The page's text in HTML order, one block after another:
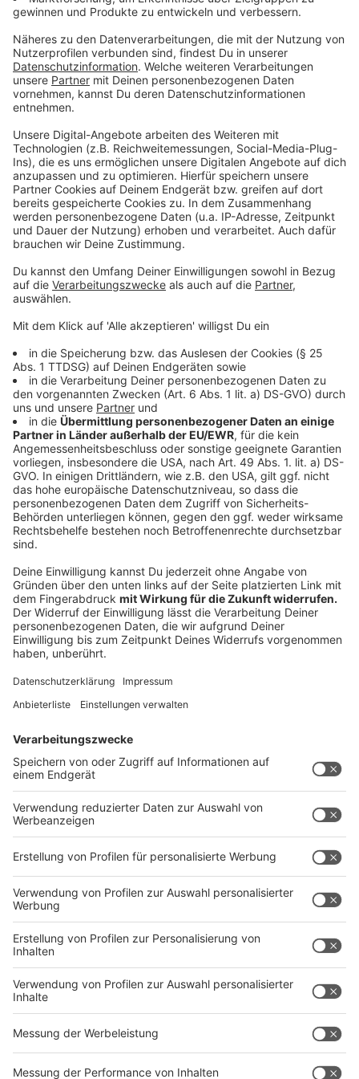
verarbeitet Tony Bauer seine Krankheitsgeschichte.
Der Titel bezieht sich auf eine Beschreibung seines
Arztes, der ihm als Kind sagte, er sei wie ein
Fallschirmspringer - in dem Sinne, dass er lebenslang
bei sich tragen müsse. Dieser Rucksack ist ein
ständiger Begleiter, über ihn wird er künstlich ernährt.
Die Programmtitel-Hommage ist dabei eine Referenz
an jenen Arzt, dem er sein Leben verdankt.
Anzeige
Die Krankheit Kurzdarmsyndrom
Tony Bauer leidet an einem Kurzdarmsyndrom: Seit
einem schweren chirurgischen Eingriff in seiner
Kindheit - bei dem ein Großteil des Dünndarms
entfernt wurde - ist er dauerhaft auf parenterale
Ernährung angewiesen. Dafür trägt er einen Rucksack
mit einem Infusionsbeutel, verbunden über einen
Schlauch. In der Vergangenheit war er mehrere Male
im Koma, er litt unter Erblindung und weiteren
gesundheitlichen Komplikationen. Trotz dieser
Erkrankung tritt er offen damit auf und
Dance" auch bewusst mit entblößtem Hautteil, um
seine Krankheit nicht zu verstecken.
Anzeige
Sein guter Freund Hassan
Im Interview mit Sascha Faßbender kommt Tony auch
auf seinen guten Freund Hassan zu sprechen, der auch
Teil seines Programms ist. Er bestätigt, dass es diese
Person wirklich gibt, häufig im Publikum sitzt und
wahrscheinlich der größte Kritiker vom Comedian ist.
Aber auf eine lustige Art und Weise, wie sich
herausstellt.
Tony Bauer tritt in den kommenden Monaten noch in
zahlreichen NRW-Städten auf.Hierfindet ihr eine
Übersicht all seiner Termine.
Autoren: Sascha Faßbender & Joachim Schultheis
Anzeige